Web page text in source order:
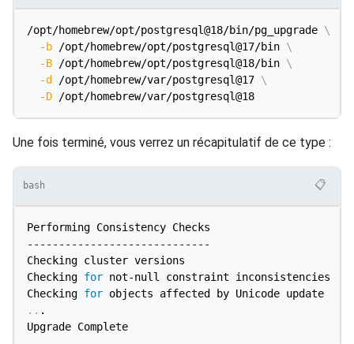
/opt/homebrew/opt/postgresql@18/bin/pg_upgrade \
-b /opt/homebrew/opt/postgresql@17/bin \
-B /opt/homebrew/opt/postgresql@18/bin \
-d
/opt/homebrew/var/postgresql@17 \
-D
Une fois terminé, vous verrez un récapitulatif de ce type :
bash 📋
Performing Consistency Checks
-----------------------------
Checking cluster versions
Checking for not-null constraint
Checking for
.. .